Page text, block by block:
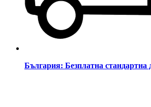
България: Безплатна стандартна